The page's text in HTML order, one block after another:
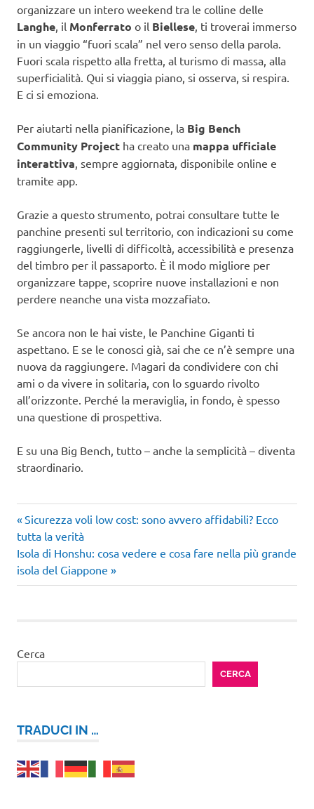
organizzare un intero weekend tra le colline delle
Langhe , il Monferrato o il Biellese , ti troverai immerso
in un viaggio “fuori scala” nel vero senso della parola.
Fuori scala rispetto alla fretta, al turismo di massa, alla
superficialità. Qui si viaggia piano, si osserva, si respira.
E ci si emoziona.
Per aiutarti nella pianificazione, la Big Bench
Community Project ha creato una mappa ufficiale
interattiva , sempre aggiornata, disponibile online e
tramite app.
Grazie a questo strumento, potrai consultare tutte le
panchine presenti sul territorio, con indicazioni su come
raggiungerle, livelli di difficoltà, accessibilità e presenza
del timbro per il passaporto. È il modo migliore per
organizzare tappe, scoprire nuove installazioni e non
perdere neanche una vista mozzafiato.
Se ancora non le hai viste, le Panchine Giganti ti
aspettano. E se le conosci già, sai che ce n’è sempre una
nuova da raggiungere. Magari da condividere con chi
ami o da vivere in solitaria, con lo sguardo rivolto
all’orizzonte. Perché la meraviglia, in fondo, è spesso
una questione di prospettiva.
E su una Big Bench, tutto – anche la semplicità – diventa
straordinario.
Navigazione
articoli
Articolo
precedente:
Sicurezza voli low cost: sono avvero affidabili? Ecco
tutta la verità
Articolo
successivo:
Isola di Honshu: cosa vedere e cosa fare nella più grande
isola del Giappone
Cerca
CERCA
TRADUCI IN …